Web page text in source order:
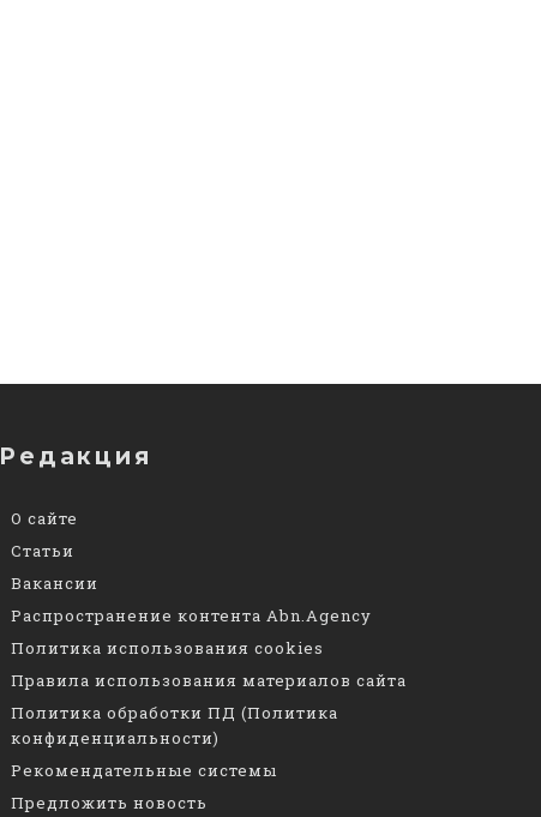
Редакция
О сайте
Статьи
Вакансии
Распространение контента Abn.Agency
Политика использования cookies
Правила использования материалов сайта
Политика обработки ПД (Политика
конфиденциальности)
Рекомендательные системы
Предложить новость